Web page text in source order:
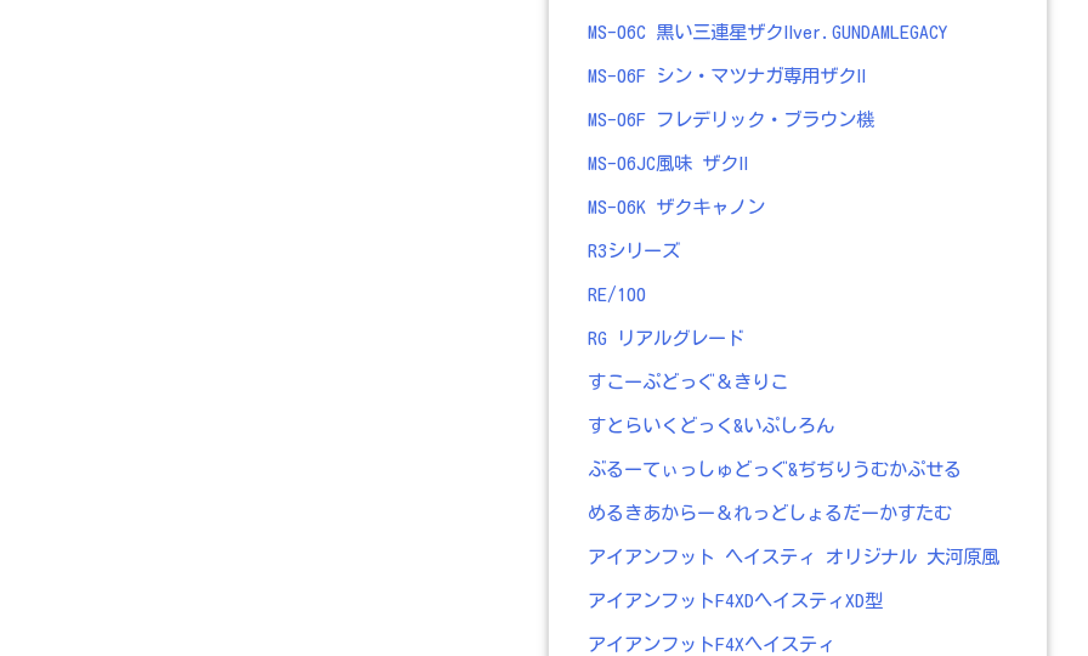
MS-06C 黒い三連星ザクⅡver.GUNDAMLEGACY
MS-06F シン・マツナガ専用ザクⅡ
MS-06F フレデリック・ブラウン機
MS-06JC風味 ザクⅡ
MS-06K ザクキャノン
R3シリーズ
RE/100
RG リアルグレード
すこーぷどっぐ＆きりこ
すとらいくどっく&いぷしろん
ぶるーてぃっしゅどっぐ&ぢぢりうむかぷせる
めるきあからー＆れっどしょるだーかすたむ
アイアンフット ヘイスティ オリジナル 大河原風
アイアンフットF4XDヘイスティXD型
アイアンフットF4Xヘイスティ